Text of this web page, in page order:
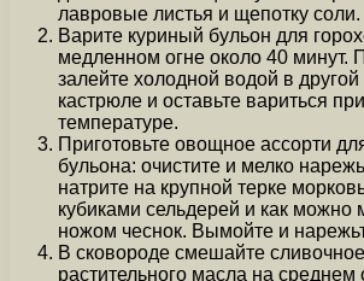
лавровые листья и щепотку соли.
Варите куриный бульон для
медленном огне около 40 минут.
залейте холодной водой в
кастрюле и оставьте вариться
температуре.
Приготовьте овощное ассорти
бульона: очистите и мелко
натрите на крупной терке
кубиками сельдерей и как можно
ножом чеснок. Вымойте и
В сковороде смешайте
растительного масла на